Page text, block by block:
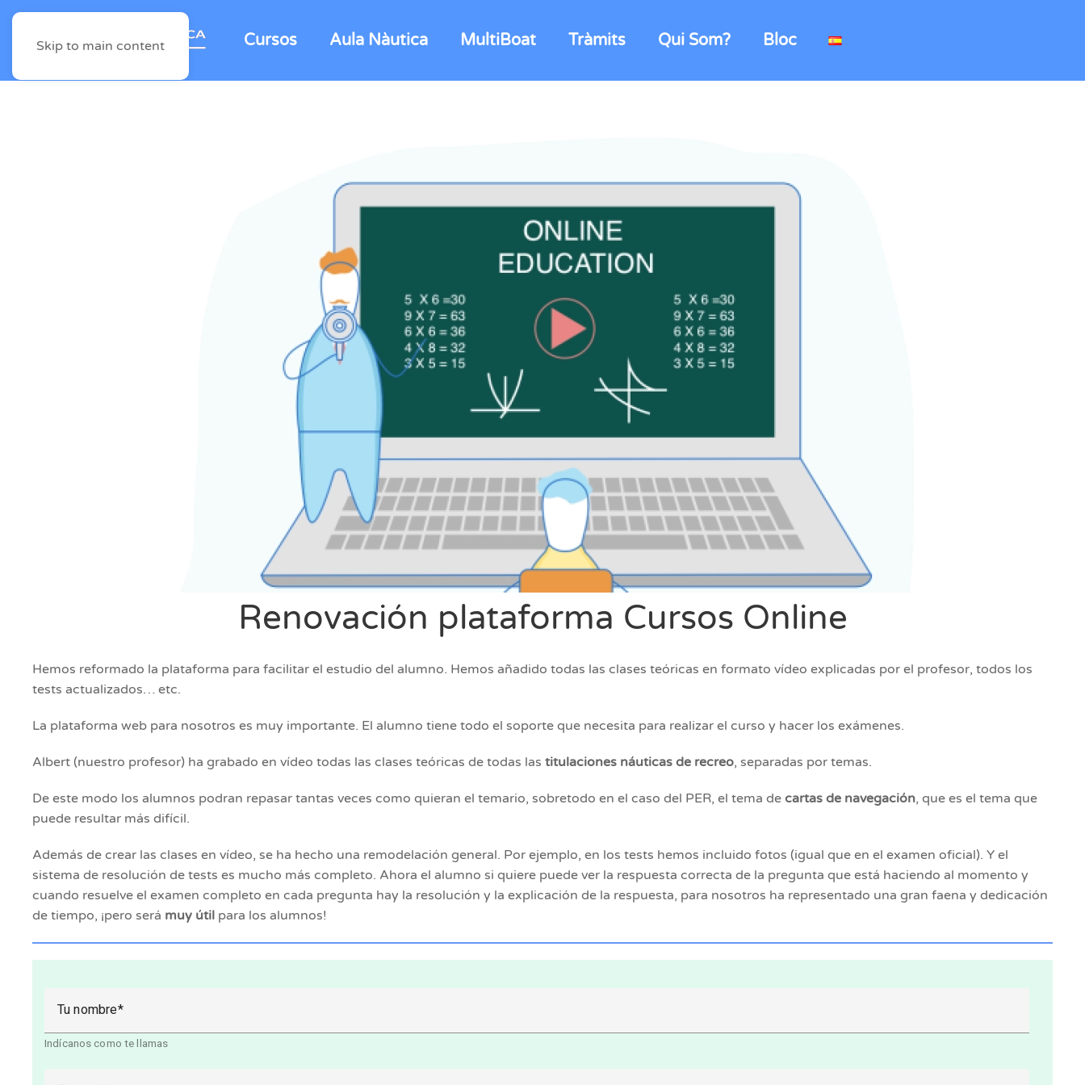
Skip to main content Cursos Aula Nàutica MultiBoat Tràmits Qui Som? Bloc
Renovación plataforma Cursos Online
Hemos reformado la plataforma para facilitar el estudio del alumno. Hemos añadido todas las clases teóricas en formato vídeo explicadas por el profesor, todos los
tests actualizados… etc.
La plataforma web para nosotros es muy importante. El alumno tiene todo el soporte que necesita para realizar el curso y hacer los exámenes.
Albert (nuestro profesor) ha grabado en vídeo todas las clases teóricas de todas las titulaciones náuticas de recreo, separadas por temas.
De este modo los alumnos podran repasar tantas veces como quieran el temario, sobretodo en el caso del PER, el tema de cartas de navegación, que es el tema que
puede resultar más difícil.
Además de crear las clases en vídeo, se ha hecho una remodelación general. Por ejemplo, en los tests hemos incluido fotos (igual que en el examen oficial). Y el
sistema de resolución de tests es mucho más completo. Ahora el alumno si quiere puede ver la respuesta correcta de la pregunta que está haciendo al momento y
cuando resuelve el examen completo en cada pregunta hay la resolución y la explicación de la respuesta, para nosotros ha representado una gran faena y dedicación
de tiempo, ¡pero será muy útil para los alumnos!
Tu nombre
Indícanos como te llamas